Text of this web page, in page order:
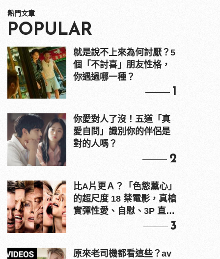
熱門文章
POPULAR
就是說不上來為何討厭？5
個「不討喜」朋友性格，
你遇過哪一種？
1
你愛對人了沒！五道「真
愛自問」識別你的伴侶是
對的人嗎？
2
比A片更Ａ？「色慾薰心」
的超尺度 18 禁電影，真槍
實彈性愛、自慰、3P 直接
3
原來老司機都看這些？av